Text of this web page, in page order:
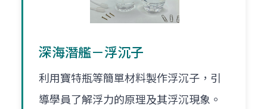
深海潛艦－浮沉子
利用寶特瓶等簡單材料製作浮沉子，引
導學員了解浮力的原理及其浮沉現象。